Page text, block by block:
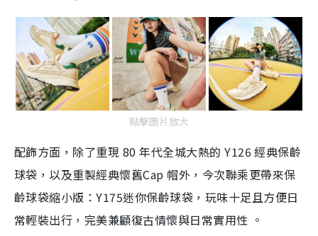
點擊圖片放大
配飾方面，除了重現 80 年代全城大熱的 Y126 經典保齡
球袋，以及重製經典懷舊Cap 帽外，今次聯乘更帶來保
齡球袋縮小版：Y175迷你保齡球袋，玩味十足且方便日
常輕裝出行，完美兼顧復古情懷與日常實用性 。